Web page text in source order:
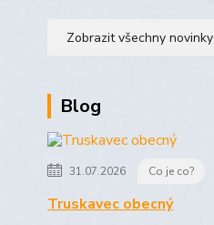
Zobrazit všechny novinky
Blog
31.07.2026 Co je co?
Truskavec obecný